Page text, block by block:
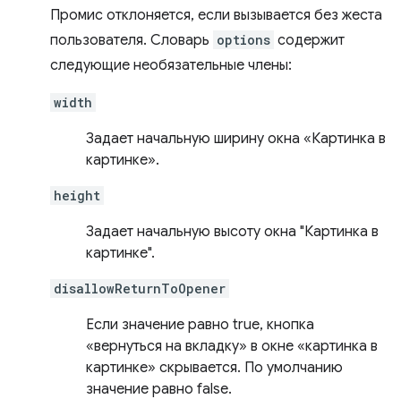
Промис отклоняется, если вызывается без жеста
пользователя. Словарь options содержит
следующие необязательные члены:
width
Задает начальную ширину окна «Картинка в
картинке».
height
Задает начальную высоту окна "Картинка в
картинке".
disallowReturnToOpener
Если значение равно true, кнопка
«вернуться на вкладку» в окне «картинка в
картинке» скрывается. По умолчанию
значение равно false.